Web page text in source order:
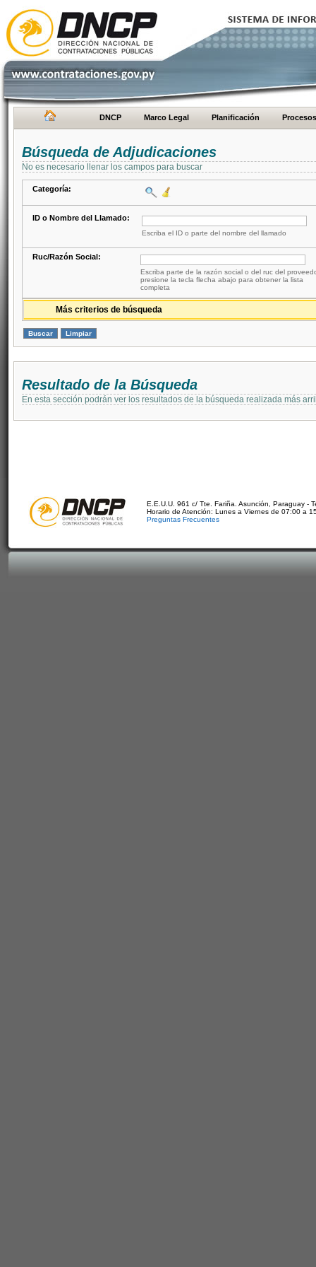
DNCP Marco Legal Planificación Procesos
Búsqueda de Adjudicaciones
No es necesario llenar los campos para buscar
Categoría:
ID o Nombre del Llamado:
Escriba el ID o parte del nombre del llamado
Ruc/Razón Social:
Escriba parte de la razón social o del ruc del
presione la tecla flecha abajo para obtener la lista
completa
Más criterios de búsqueda
Resultado de la Búsqueda
En esta sección podrán ver los resultados de la búsqueda realizada más
E.E.U.U. 961 c/ Tte. Fariña. Asunción, Paraguay -
Horario de Atención: Lunes a Viernes de 07:00 a
Preguntas Frecuentes